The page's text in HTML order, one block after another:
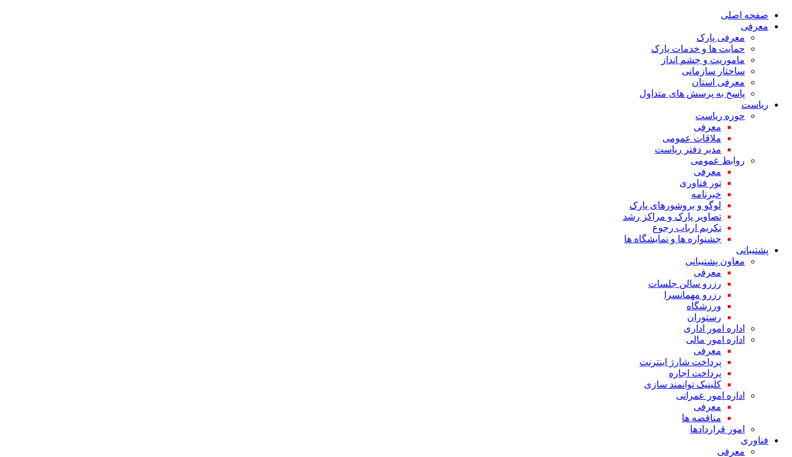
صفحه اصلی
معرفی
معرفی پارک
حمایت ها و خدمات پارک
ماموریت و چشم انداز
ساختار سازمانی
معرفی استان
پاسخ به پرسش های متداول
ریاست
حوزه ریاست
معرفی
ملاقات عمومی
مدیر دفتر ریاست
روابط عمومی
معرفی
تور فناوری
خبرنامه
لوگو و بروشورهای پارک
تصاویر پارک و مراکز رشد
تکریم ارباب رجوع
جشنواره ها و نمایشگاه ها
پشتیبانی
معاون پشتیبانی
معرفی
رزرو سالن جلسات
رزرو مهمانسرا
ورزشگاه
رستوران
اداره امور اداری
اداره امور مالی
معرفی
پرداخت شارژ اینترنت
پرداخت اجاره
کلینیک توانمند سازی
اداره امور عمرانی
معرفی
مناقصه ها
امور قراردادها
فناوری
معرفی